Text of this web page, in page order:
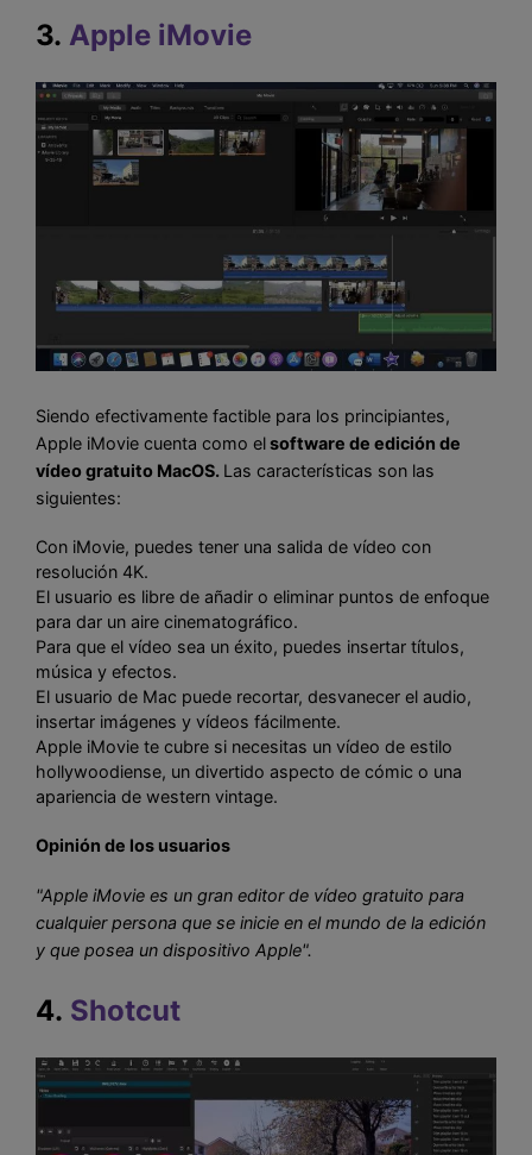
3. Apple iMovie
Siendo efectivamente factible para los principiantes,
Apple iMovie cuenta como elsoftware de edición de
vídeo gratuito MacOS. Las características son las
siguientes:
Con iMovie, puedes tener una salida de vídeo con
resolución 4K.
El usuario es libre de añadir o eliminar puntos de enfoque
para dar un aire cinematográfico.
Para que el vídeo sea un éxito, puedes insertar títulos,
música y efectos.
El usuario de Mac puede recortar, desvanecer el audio,
insertar imágenes y vídeos fácilmente.
Apple iMovie te cubre si necesitas un vídeo de estilo
hollywoodiense, un divertido aspecto de cómic o una
apariencia de western vintage.
Opinión de los usuarios
"Apple iMovie es un gran editor de vídeo gratuito para
cualquier persona que se inicie en el mundo de la edición
y que posea un dispositivo Apple".
4. Shotcut